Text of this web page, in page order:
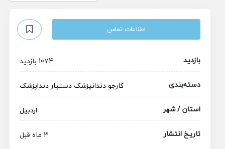
اطلاعات تماس
بازدید
1074 بازدید
دسته‌بندی
کارجودندانپزشک دستیار دنداپزشک
استان / شهر
اردبیل
تاریخ انتشار
3 ماه قبل